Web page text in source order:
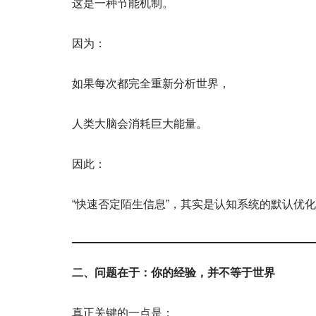
这是一种节能机制。
因为：
如果每次都完全重新分析世界，
人类大脑会消耗巨大能量。
因此：
“快速否定陌生信息”，其实是认知系统的默认优
二、问题在于：你的经验，并不等于世界
真正关键的一点是：